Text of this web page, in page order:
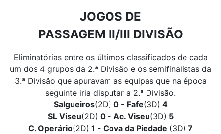
JOGOS DE
PASSAGEM II/III DIVISÃO
Eliminatórias entre os últimos classificados de cada
um dos 4 grupos da 2.ª Divisão e os semifinalistas da
3.ª Divisão que apuravam as equipas que na época
seguinte iria disputar a 2.ª Divisão.
Salgueiros(2D) 0 - Fafe(3D) 4
SL Viseu(2D) 0 - Ac. Viseu(3D) 5
C. Operário(2D) 1 - Cova da Piedade (3D) 7